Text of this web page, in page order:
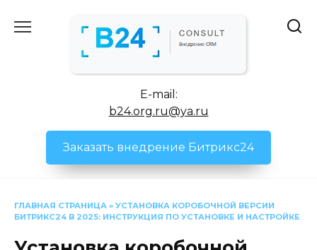
E-mail:
b24.org.ru@ya.ru
Заказать внедрение Битрикс24
ГЛАВНАЯ СТРАНИЦА » УСТАНОВКА КОРОБОЧНОЙ ВЕРСИИ
БИТРИКС24 В 2025: ИНСТРУКЦИЯ ПО УСТАНОВКЕ И НАСТРОЙКЕ